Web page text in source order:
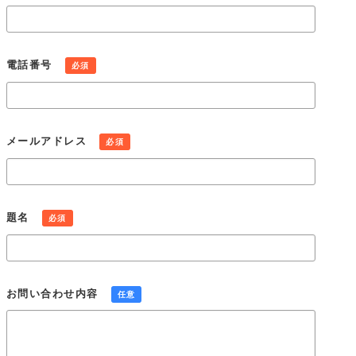
意を得ることなく第三者に提供しません。
個人情報の管理
当社は、個人情報の正確性および最新性を保ち、安全に管理す
るとともに個人情報の紛失、改ざん、漏えいなどを防止するた
め、必要かつ適正な情報セキュリティー対策を実現します。
個人情報の開示・訂正・利用停止・消去
当社は、本人が個人情報について、開示・訂正・利用停止・消
去などを求める権利を有していることを認識し、個人情報相談
窓口を設置して、これらの要求ある場合には、法令にしたがっ
当社は、業務上使用する個人情報について適正な管理を実施す
るとともに、業務上の個人情報の適正な取り扱いを実現するた
当社は、この個人情報保護方針を実行するため、個人情報保護
社内ルールを策定し、これを研修・教育を通じて社内に周知徹
電話番号 必須
メールアドレス 必須
題名 必須
お問い合わせ内容 任意